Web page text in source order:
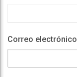
Correo electrónico